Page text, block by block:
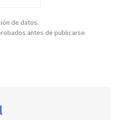
de datos.
antes de publicarse.